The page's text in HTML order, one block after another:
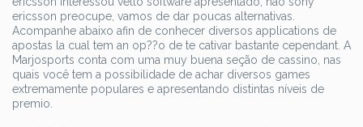
ericsson preocupe, vamos de dar poucas alternativas.
Acompanhe abaixo afin de conhecer diversos applications de
apostas la cual tem an op??o de te cativar bastante cependant. A
Marjosports conta com uma muy buena seção de cassino, nas
quais você tem a possibilidade de achar diversos games
extremamente populares e apresentando distintas níveis de
premio.